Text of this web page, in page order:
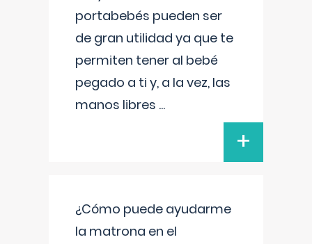
portabebés pueden ser
de gran utilidad ya que te
permiten tener al bebé
pegado a ti y, a la vez, las
manos libres ...
+
¿Cómo puede ayudarme
la matrona en el